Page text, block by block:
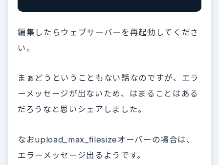
編集したらウェブサーバーを再起動してくださ
い。
まぁどうということもない話なのですが、エラ
ーメッセージが出ないため、はまることはある
だろうなと思いシェアしました。
なおupload_max_filesizeオーバーの場合は、
エラーメッセージ出るようです。